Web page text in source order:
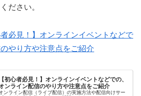
ださい。
者必見！】オンラインイベントなどで
やり方や注意点をご紹介
【初心者必見！】オンラインイベントなどでの、
ンライン配信のやり方や注意点をご紹介
ンライン配信（ライブ配信）の実施方法や配信向けサー